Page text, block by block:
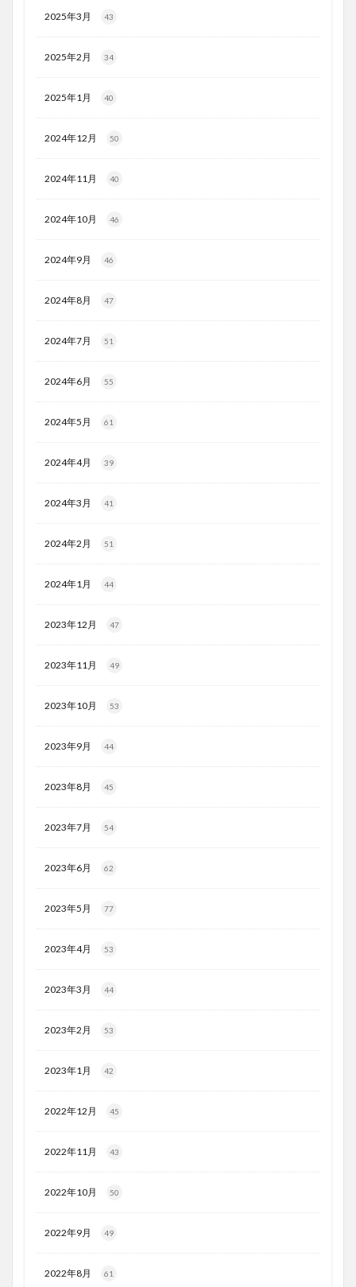
2025年3月 43
2025年2月 34
2025年1月 40
2024年12月 50
2024年11月 40
2024年10月 46
2024年9月 46
2024年8月 47
2024年7月 51
2024年6月 55
2024年5月 61
2024年4月 39
2024年3月 41
2024年2月 51
2024年1月 44
2023年12月 47
2023年11月 49
2023年10月 53
2023年9月 44
2023年8月 45
2023年7月 54
2023年6月 62
2023年5月 77
2023年4月 53
2023年3月 44
2023年2月 53
2023年1月 42
2022年12月 45
2022年11月 43
2022年10月 50
2022年9月 49
2022年8月 61